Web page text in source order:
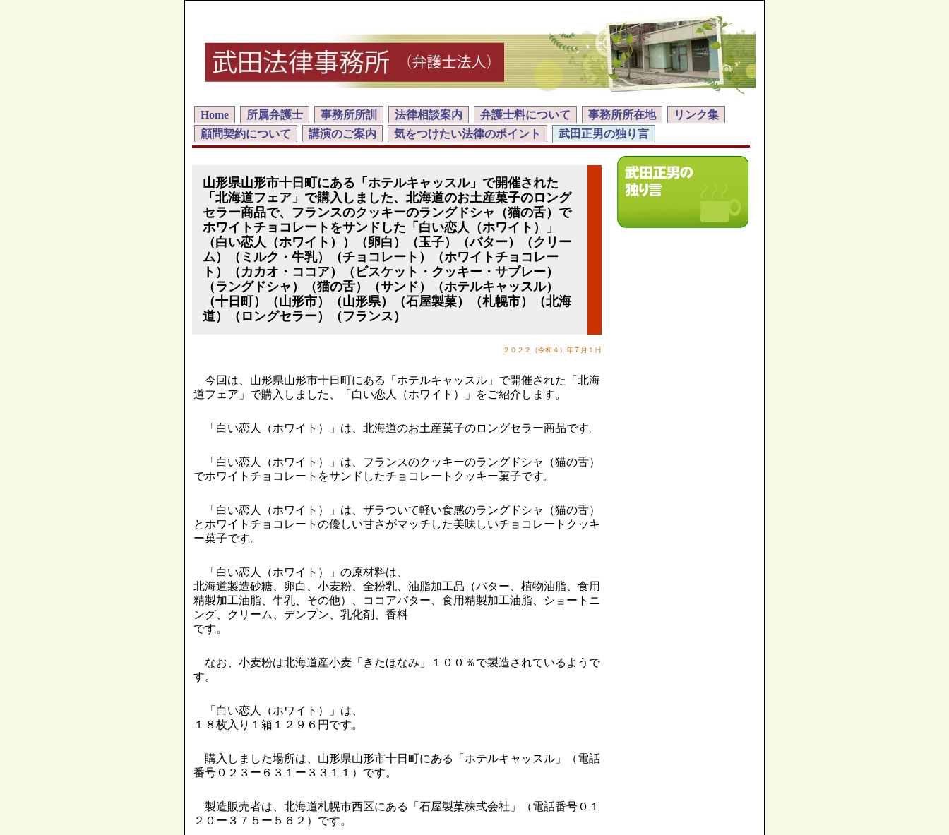
Home 所属弁護士 事務所所訓 法律相談案内 弁護士料について 事務所所在地
リンク集
顧問契約について
講演のご案内 気をつけたい法律のポイント 武田正男の独り言
山形県山形市十日町にある「ホテルキャッスル」で開催された
「北海道フェア」で購入しました、北海道のお土産菓子のロング
セラー商品で、フランスのクッキーのラングドシャ（猫の舌）で
ホワイトチョコレートをサンドした「白い恋人（ホワイト）」
（白い恋人（ホワイト））（卵白）（玉子）（バター）（クリー
ム）（ミルク・牛乳）（チョコレート）（ホワイトチョコレー
ト）（カカオ・ココア）（ビスケット・クッキー・サブレー）
（ラングドシャ）（猫の舌）（サンド）（ホテルキャッスル）
（十日町）（山形市）（山形県）（石屋製菓）（札幌市）（北海
道）（ロングセラー）（フランス）
２０２２（令和４）年７月１日
今回は、山形県山形市十日町にある「ホテルキャッスル」で開催された「北海
道フェア」で購入しました、「白い恋人（ホワイト）」をご紹介します。
「白い恋人（ホワイト）」は、北海道のお土産菓子のロングセラー商品です。
「白い恋人（ホワイト）」は、フランスのクッキーのラングドシャ（猫の舌）
でホワイトチョコレートをサンドしたチョコレートクッキー菓子です。
「白い恋人（ホワイト）」は、ザラついて軽い食感のラングドシャ（猫の舌）
とホワイトチョコレートの優しい甘さがマッチした美味しいチョコレートクッキ
ー菓子です。
「白い恋人（ホワイト）」の原材料は、
北海道製造砂糖、卵白、小麦粉、全粉乳、油脂加工品（バター、植物油脂、食用
精製加工油脂、牛乳、その他）、ココアバター、食用精製加工油脂、ショートニ
ング、クリーム、デンプン、乳化剤、香料
です。
なお、小麦粉は北海道産小麦「きたほなみ」１００％で製造されているようで
す。
「白い恋人（ホワイト）」は、
１８枚入り１箱１２９６円です。
購入しました場所は、山形県山形市十日町にある「ホテルキャッスル」（電話
番号０２３ー６３１ー３３１１）です。
製造販売者は、北海道札幌市西区にある「石屋製菓株式会社」（電話番号０１
２０ー３７５ー５６２）です。